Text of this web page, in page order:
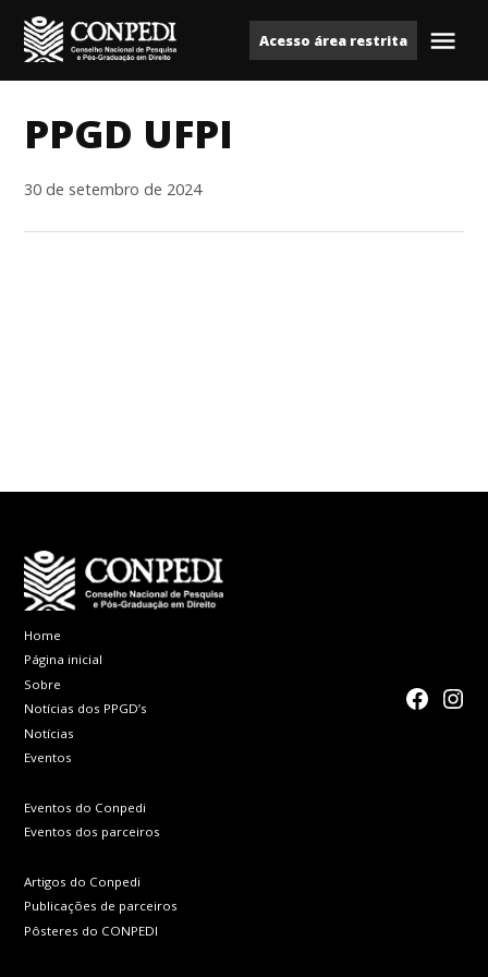
para
o
ConpediAcesso área restrita
PPGD UFPI
30 de setembro de 2024
Home
Página inicial
Sobre
Notícias dos PPGD’s
Notícias
Eventos
Eventos do Conpedi
Eventos dos parceiros
Artigos do Conpedi
Publicações de parceiros
Pôsteres do CONPEDI